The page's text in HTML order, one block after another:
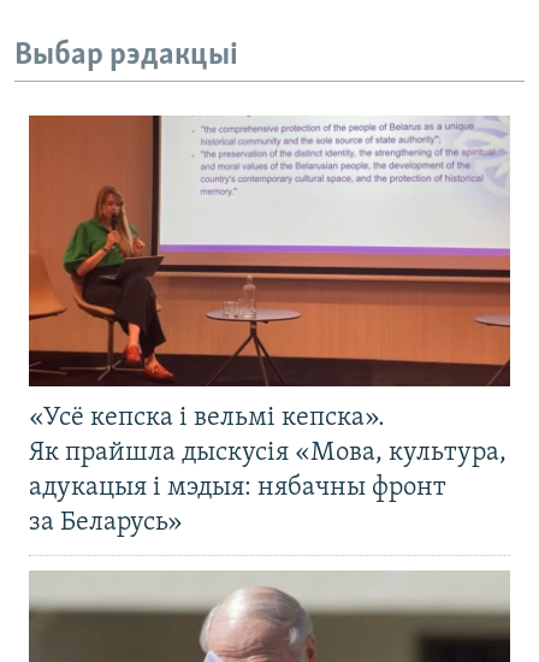
Выбар рэдакцыі
«Усё кепска і вельмі кепска».
Як прайшла дыскусія «Мова, культура,
адукацыя і мэдыя: нябачны фронт
за Беларусь»